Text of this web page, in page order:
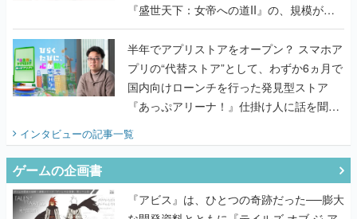
『盛世天下：女帝への道II』の、規模が違
うこだわりをプロデューサーに聞いた
半年でアプリストアをオープン？ スマホア
プリの“代替ストア”として、わずか6ヵ月で
国内向けローンチを行った発見型ストア
『あっぷアリーナ！』仕掛け人に話を聞い
インタビューの記事一覧
ゲームの企画書
『アビス』は、ひとつの奇跡だった──膨大